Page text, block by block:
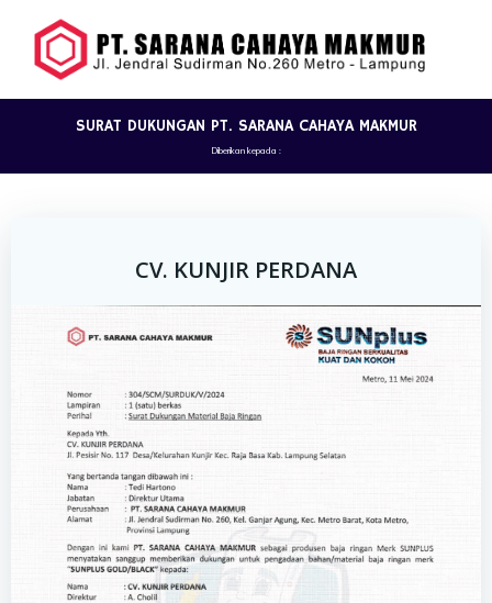
to
content
SURAT DUKUNGAN PT. SARANA CAHAYA MAKMUR
Diberikan kepada :
CV. KUNJIR PERDANA